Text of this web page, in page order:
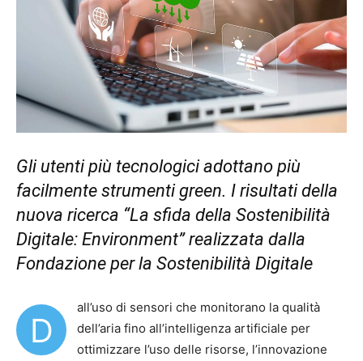
Gli utenti più tecnologici adottano più
facilmente strumenti green. I risultati della
nuova ricerca “La sfida della Sostenibilità
Digitale: Environment” realizzata dalla
Fondazione per la Sostenibilità Digitale
D
all’uso di sensori che monitorano la qualità
dell’aria fino all’intelligenza artificiale per
ottimizzare l’uso delle risorse, l’innovazione